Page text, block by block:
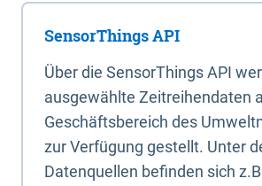
SensorThings API
Über die SensorThings API
ausgewählte Zeitreihendaten
Geschäftsbereich des
zur Verfügung gestellt. Unter
Datenquellen befinden sich